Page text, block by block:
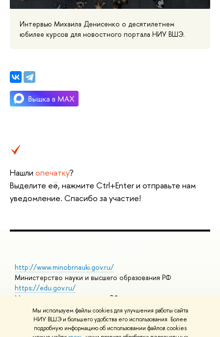
Мы используем файлы cookies для улучшения работы сайта
НИУ ВШЭ и большего удобства его использования. Более
подробную информацию об использовании файлов cookies
Интервью Михаила Денисенко о десятилетнем
юбилее курсов для новостного портала НИУ ВШЭ.
Нашли опечатку?
Выделите её, нажмите Ctrl+Enter и отправьте нам
уведомление. Спасибо за участие!
http://www.minobrnauki.gov.ru/
Министерство науки и высшего образования РФ
https://edu.gov.ru/
Министерство просвещения РФ
https://elearning.hse.ru/mooc
Массовые открытые онлайн-курсы